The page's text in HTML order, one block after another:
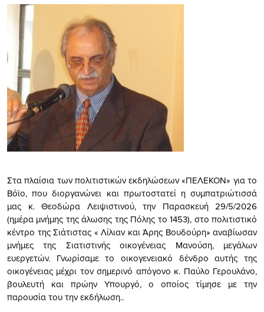
Στα πλαίσια των πολιτιστικών εκδηλώσεων «ΠΕΛΕΚΟΝ» για το
Βόϊο, που διοργανώνει και πρωτοστατεί η συμπατριώτισσά
μας κ. Θεοδώρα Λειψιστινού, την Παρασκευή 29/5/2026
(ημέρα μνήμης της άλωσης της Πόλης το 1453), στο πολιτιστικό
κέντρο της Σιάτιστας « Λίλιαν και Άρης Βουδούρη» αναβίωσαν
μνήμες της Σιατιστινής οικογένειας Μανούση, μεγάλων
ευεργετών. Γνωρίσαμε το οικογενειακό δένδρο αυτής της
οικογένειας μέχρι τον σημερινό απόγονο κ. Παύλο Γερουλάνο,
βουλευτή και πρώην Υπουργό, ο οποίος τίμησε με την
παρουσία του την εκδήλωση..